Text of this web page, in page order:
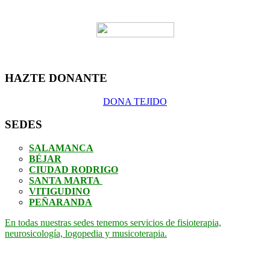
HAZTE DONANTE
DONA TEJIDO
SEDES
SALAMANCA
BÉJAR
CIUDAD RODRIGO
SANTA MARTA
VITIGUDINO
PEÑARANDA
En todas nuestras sedes tenemos servicios de fisioterapia,
neurosicología, logopedia y musicoterapia.